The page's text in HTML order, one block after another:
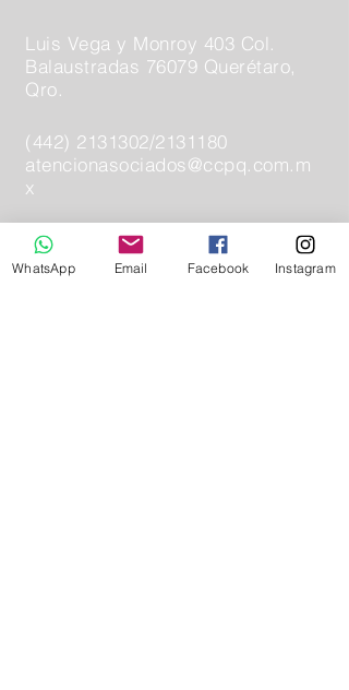
Luis Vega y Monroy 403 Col.
Balaustradas 76079 Querétaro,
Qro.
(442) 2131302/2131180
atencionasociados@ccpq.com.m
x
WhatsApp Email Facebook Instagram